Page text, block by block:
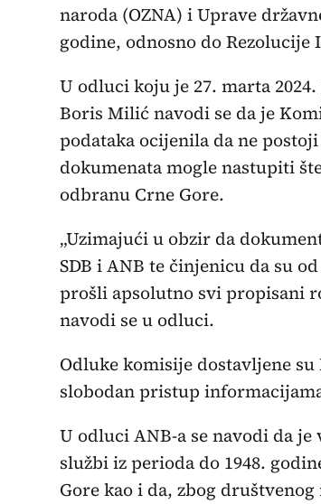
naroda (OZNA) i Uprave
godine, odnosno do
U odluci koju je 27. marta
Boris Milić navodi se da je
podataka ocijenila da ne
dokumenata mogle nastupiti
odbranu Crne Gore.
„Uzimajući u obzir da
SDB i ANB te činjenicu da su
prošli apsolutno svi propisani
navodi se u odluci.
Odluke komisije dostavljene su
slobodan pristup
U odluci ANB-a se navodi da
službi iz perioda do 1948.
Gore kao i da, zbog